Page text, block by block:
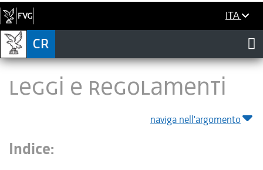
ITA
LEGGI E REGOLAMENTI
naviga nell'argomento
Indice: